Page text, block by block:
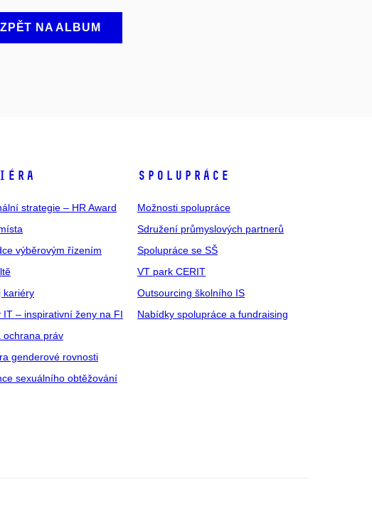
ZPĚT NA ALBUM
strategie – HR Award
výběrovým řízením
kariéry
IT – inspirativní ženy na FI
ochrana práv
genderové rovnosti
sexuálního obtěžování
SPOLUPRÁCE
Možnosti spolupráce
Sdružení průmyslových partnerů
Spolupráce se SŠ
VT park CERIT
Outsourcing školního IS
Nabídky spolupráce a fundraising